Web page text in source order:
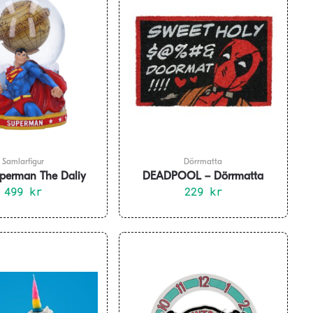
Samlarfigur
The Daliy
15.2 cm
499 kr
Dörrmatta
DEADPOOL – Dörrmatta
229 kr